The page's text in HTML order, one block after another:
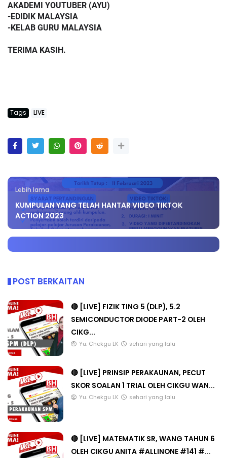
AKADEMI YOUTUBER (AYU)
-EDIDIK MALAYSIA
-KELAB GURU MALAYSIA
TERIMA KASIH.
Tags LIVE
Lebih lama
KUMPULAN YANG TELAH HANTAR VIDEO TIKTOK
ACTION 2023
POST BERKAITAN
🔴 [LIVE] FIZIK TING 5 (DLP), 5.2
SEMICONDUCTOR DIODE PART-2 OLEH
CIKG...
Yu. Chekgu LK sehari yang lalu
🔴 [LIVE] PRINSIP PERAKAUNAN, PECUT
SKOR SOALAN 1 TRIAL OLEH CIKGU WAN...
Yu. Chekgu LK sehari yang lalu
🔴 [LIVE] MATEMATIK SR, WANG TAHUN 6
OLEH CIKGU ANITA #ALLINONE #141 #...